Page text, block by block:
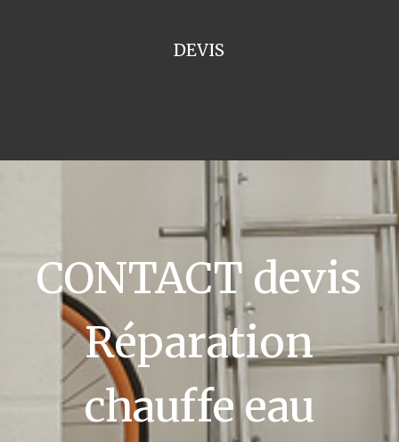
DEVIS
CONTACT devis
Réparation
chauffe eau